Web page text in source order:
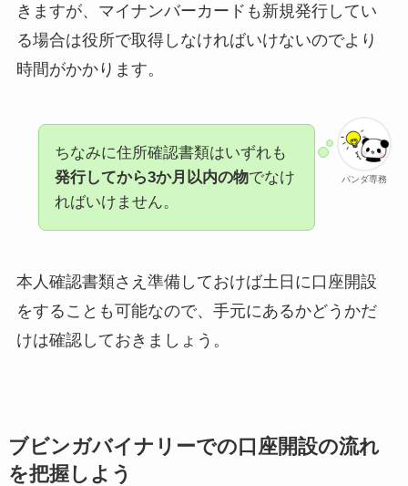
きますが、マイナンバーカードも新規発行してい
る場合は役所で取得しなければいけないのでより
時間がかかります。
パンダ専務
ちなみに住所確認書類はいずれも
発行してから3か月以内の物でなけ
ればいけません。
本人確認書類さえ準備しておけば土日に口座開設
をすることも可能なので、手元にあるかどうかだ
けは確認しておきましょう。
ブビンガバイナリーでの口座開設の流れ
を把握しよう